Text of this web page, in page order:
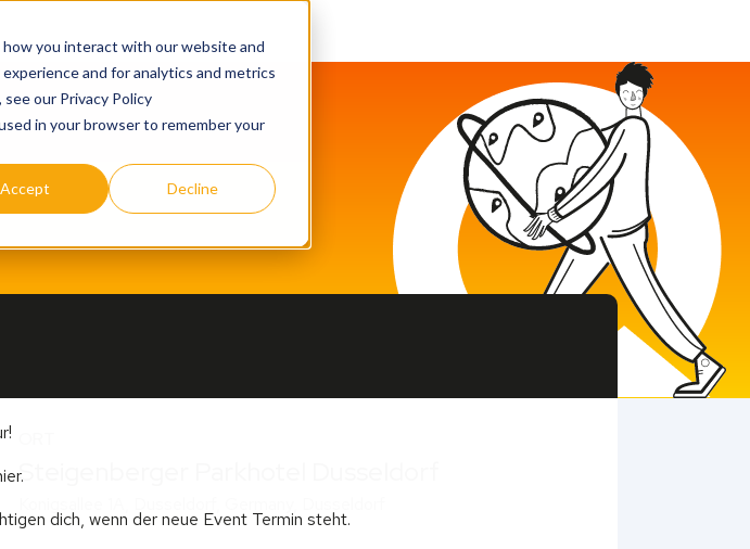
you interact with our website and
and for analytics and metrics
our Privacy Policy
in your browser to remember your
Accept Decline
Steigenberger Parkhotel Dusseldorf
dich, wenn der neue Event Termin steht.